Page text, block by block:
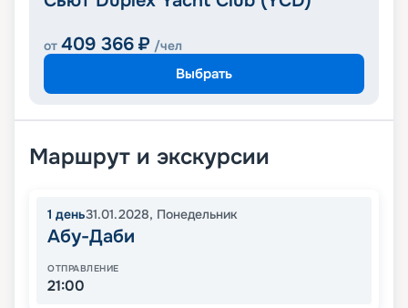
от 409 366 ₽ /чел
Выбрать
Маршрут и экскурсии
1 день31.01.2028, Понедельник
Абу-Даби
ОТПРАВЛЕНИЕ
21:00